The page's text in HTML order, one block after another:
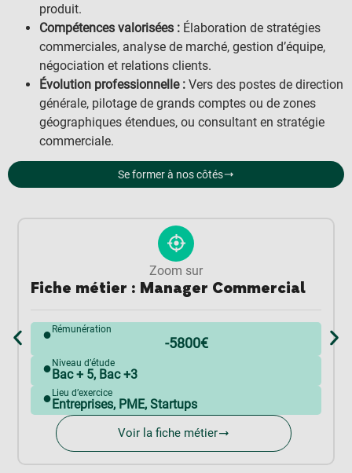
produit.
Compétences valorisées : Élaboration de stratégies
commerciales, analyse de marché, gestion d’équipe,
négociation et relations clients.
Évolution professionnelle : Vers des postes de direction
générale, pilotage de grands comptes ou de zones
géographiques étendues, ou consultant en stratégie
commerciale.
Se former à nos côtés
Zoom sur
Fiche métier : Manager Commercial
●Rémunération
-5800€
● Niveau d’étude
Bac + 5, Bac +3
●Lieu d’exercice
Entreprises, PME, Startups
Voir la fiche métier